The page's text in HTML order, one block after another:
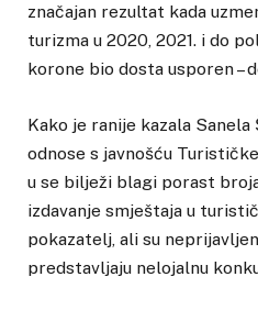
značajan rezultat kada
turizma u 2020, 2021. i do
korone bio dosta usporen –
Kako je ranije kazala Sanela
odnose s javnošću
u se bilježi blagi porast
izdavanje smještaja u
pokazatelj, ali su
predstavljaju nelojalnu